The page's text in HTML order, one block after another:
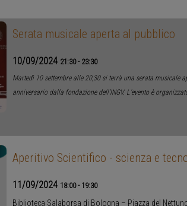
Serata musicale aperta al pubblico
10/09/2024 21:30- 23:30
Martedì 10 settembre alle 20,30 si terrà una serata musicale
anniversario dalla fondazione dell’INGV. L'evento è
Aperitivo Scientifico - scienza e
11/09/2024 18:00- 19:30
Biblioteca Salaborsa di Bologna – Piazza del